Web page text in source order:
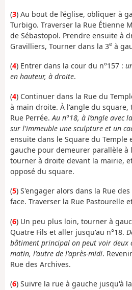
(3) Au bout de l’église, obliquer à
Turbigo. Traverser la Rue Étienne
de Sébastopol. Prendre ensuite à
Gravilliers, Tourner dans la 3e à
(4) Entrer dans la cour du n°157 :
en hauteur, à droite.
(4) Continuer dans la Rue du
à main droite. À l'angle du
Rue Perrée. Au n°18, à l’angle avec
sur l'immeuble une sculpture et un
ensuite dans le Square du Temple
gauche pour demeurer parallèle à
tourner à droite devant la mairie,
opposé du square.
(5) S'engager alors dans la Rue
face. Traverser la Rue Pastourelle
(6) Un peu plus loin, tourner à
Quatre Fils et aller jusqu'au n°18.
bâtiment principal on peut voir deux
matin, l'autre de l'après-midi.
Rue des Archives.
(6) Suivre la rue à gauche jusqu'à